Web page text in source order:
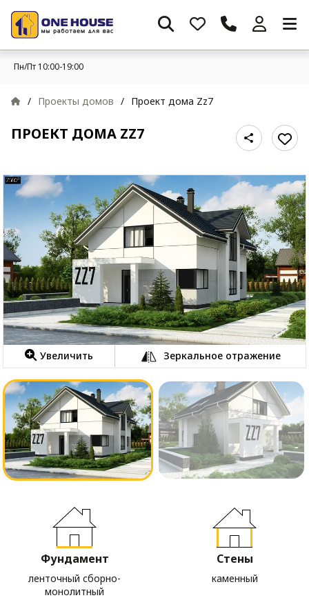
Пн/Пт 10:00-19:00
/ Проекты домов / Проект дома Zz7
ПРОЕКТ ДОМА ZZ7
Увеличить Зеркальное отражение
Фундамент
ленточный сборно-
монолитный
Стены
каменный